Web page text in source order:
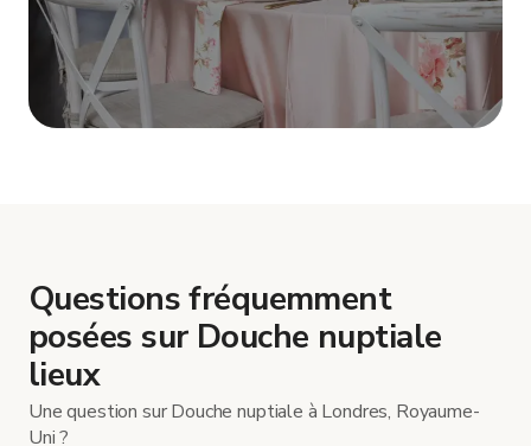
Questions fréquemment
posées sur Douche nuptiale
lieux
Une question sur Douche nuptiale à Londres, Royaume-
Uni ?